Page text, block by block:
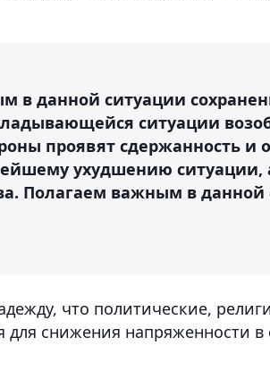
в данной ситуации
ситуации
проявят сдержанность и
ухудшению ситуации,
Полагаем важным в данной
что политические,
для снижения напряженности